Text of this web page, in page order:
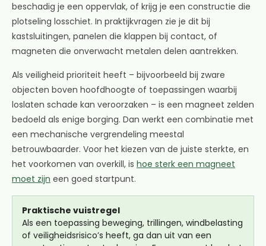
beschadig je een oppervlak, of krijg je een constructie die
plotseling losschiet. In praktijkvragen zie je dit bij
kastsluitingen, panelen die klappen bij contact, of
magneten die onverwacht metalen delen aantrekken.
Als veiligheid prioriteit heeft – bijvoorbeeld bij zware
objecten boven hoofdhoogte of toepassingen waarbij
loslaten schade kan veroorzaken – is een magneet zelden
bedoeld als enige borging. Dan werkt een combinatie met
een mechanische vergrendeling meestal
betrouwbaarder. Voor het kiezen van de juiste sterkte, en
het voorkomen van overkill, is hoe sterk een magneet
moet zijn een goed startpunt.
Praktische vuistregel
Als een toepassing beweging, trillingen, windbelasting
of veiligheidsrisico’s heeft, ga dan uit van een